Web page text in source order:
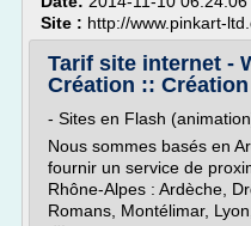
Site : http://www.pinkart-
Tarif site internet -
Création :: Création
- Sites en Flash
Nous sommes basés en
fournir un service de
Rhône-Alpes : Ardèche,
Romans, Montélimar,